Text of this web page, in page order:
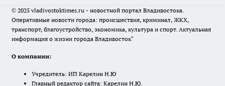
© 2025 vladivostoktimes.ru - новостной портал Владивостока.
Оперативные новости города: происшествия, криминал, ЖКХ,
транспорт, благоустройство, экономика, культура и спорт. Актуальная
информация о жизни города Владивосток"
О компании:
Учредитель: ИП Карелин Н.Ю
Главный редактор сайта: Карелин Н.Ю.